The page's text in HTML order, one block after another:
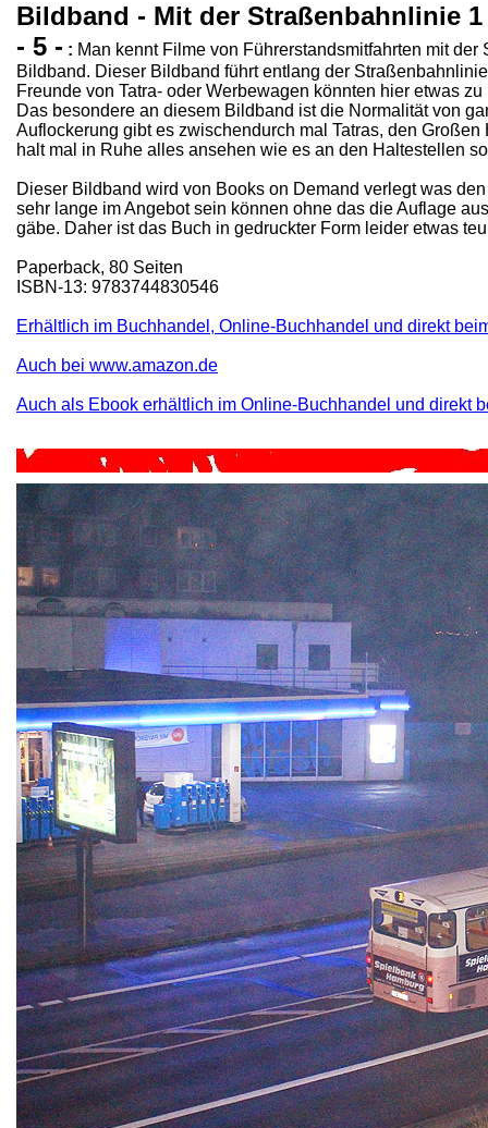
Bildband - Mit der Straßenbahnlinie
- 5 - : Man kennt Filme von Führerstandsmitfahrten mit
Bildband. Dieser Bildband führt entlang der
Freunde von Tatra- oder Werbewagen könnten hier etwas
Das besondere an diesem Bildband ist die Normalität von
Auflockerung gibt es zwischendurch mal Tatras, den
halt mal in Ruhe alles ansehen wie es an den Haltestellen
Dieser Bildband wird von Books on Demand verlegt was
sehr lange im Angebot sein können ohne das die Auflage
gäbe. Daher ist das Buch in gedruckter Form leider etwas
Paperback, 80 Seiten
ISBN-13: 9783744830546
Erhältlich im Buchhandel, Online-Buchhandel und direkt
Auch bei www.amazon.de
Auch als Ebook erhältlich im Online-Buchhandel und direkt